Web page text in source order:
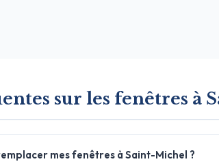
sur les fenêtres à
mes fenêtres à Saint-Michel ?